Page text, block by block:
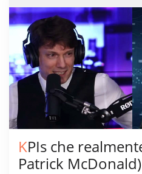
KPIs che realmente contano (con
Patrick McDonald)